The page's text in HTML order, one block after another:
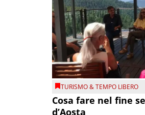
TURISMO & TEMPO LIBERO
Cosa fare nel fine
d’Aosta